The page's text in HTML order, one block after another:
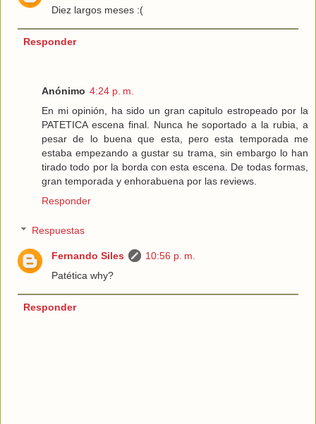
Diez largos meses :(
Responder
Anónimo 4:24 p. m.
En mi opinión, ha sido un gran capitulo estropeado por la
PATETICA escena final. Nunca he soportado a la rubia, a
pesar de lo buena que esta, pero esta temporada me
estaba empezando a gustar su trama, sin embargo lo han
tirado todo por la borda con esta escena. De todas formas,
gran temporada y enhorabuena por las reviews.
Responder
Respuestas
Fernando Siles
10:56 p. m.
Patética why?
Responder